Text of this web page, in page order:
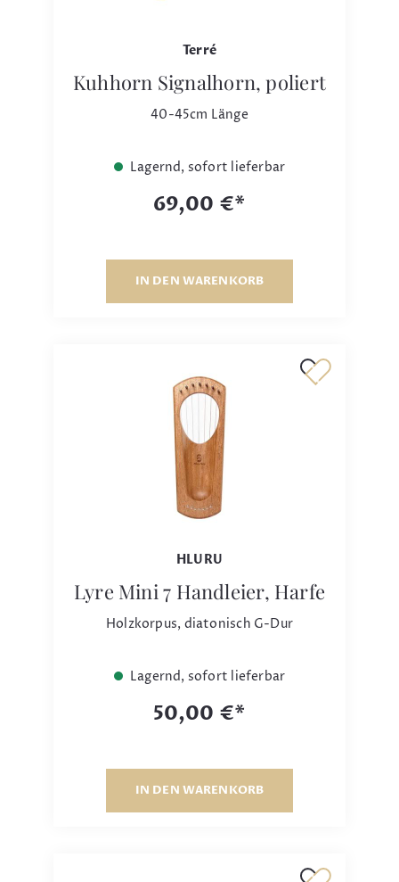
Terré
Kuhhorn Signalhorn, poliert
40-45cm Länge
Lagernd, sofort lieferbar
69,00 €*
IN DEN WARENKORB
HLURU
Lyre Mini 7 Handleier, Harfe
Holzkorpus, diatonisch G-Dur
Lagernd, sofort lieferbar
50,00 €*
IN DEN WARENKORB